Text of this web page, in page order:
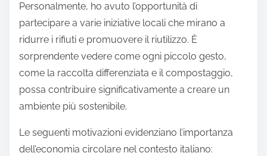
Personalmente, ho avuto l’opportunità di
partecipare a varie iniziative locali che mirano a
ridurre i rifiuti e promuovere il riutilizzo. È
sorprendente vedere come ogni piccolo gesto,
come la raccolta differenziata e il compostaggio,
possa contribuire significativamente a creare un
ambiente più sostenibile.
Le seguenti motivazioni evidenziano l’importanza
dell’economia circolare nel contesto italiano: